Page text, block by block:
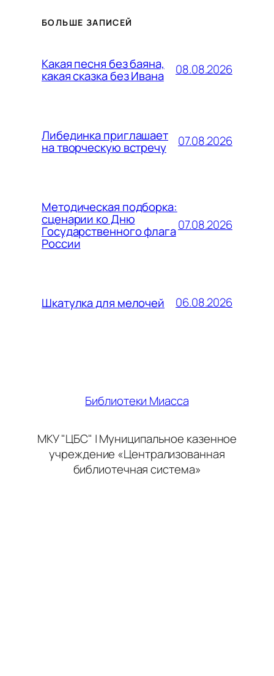
БОЛЬШЕ ЗАПИСЕЙ
Какая песня без баяна,
какая сказка без Ивана 08.08.2026
Либединка приглашает
на творческую встречу 07.08.2026
Методическая подборка:
сценарии ко Дню
Государственного флага
России
07.08.2026
Шкатулка для мелочей 06.08.2026
Библиотеки Миасса
МКУ "ЦБС" | Муниципальное казенное
учреждение «Централизованная
библиотечная система»